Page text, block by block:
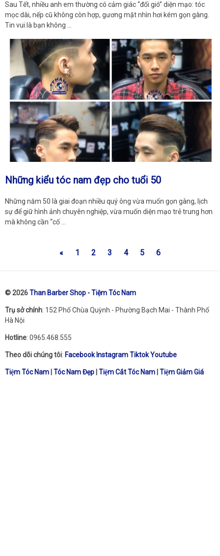
Sau Tết, nhiều anh em thường có cảm giác “đổi gió” diện mạo: tóc
mọc dài, nếp cũ không còn hợp, gương mặt nhìn hơi kém gọn gàng.
Tin vui là bạn không …
Những kiểu tóc nam đẹp cho tuổi 50
Những năm 50 là giai đoạn nhiều quý ông vừa muốn gọn gàng, lịch
sự để giữ hình ảnh chuyên nghiệp, vừa muốn diện mạo trẻ trung hơn
mà không cần “cố …
« 1 2 3 4 5 6
© 2026Than Barber Shop - Tiệm Tóc Nam
Trụ sở chính: 152 Phố Chùa Quỳnh - Phường Bạch Mai - Thành Phố
Hà Nội
Hotline: 0965.468.555
Theo dõi chúng tôi: Facebook InstagramTiktokYoutube
Tiệm Tóc Nam Tóc Nam Đẹp Tiệm Cắt Tóc Nam Tiệm Giảm Giá